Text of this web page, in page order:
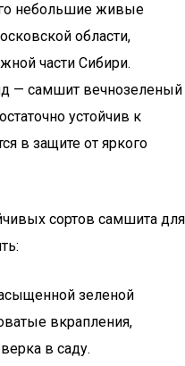
небольшие живые
области,
части Сибири.
— самшит вечнозеленый
устойчив к
в защите от яркого
сортов самшита для
зеленой
вкрапления,
в саду.